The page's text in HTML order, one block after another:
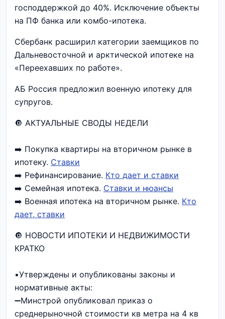
господдержкой до 40%. Исключение объекты
на ПФ банка или комбо-ипотека.
Сбербанк расширил категории заемщиков по
Дальневосточной и арктической ипотеке на
«Переехавших по работе».
АБ Россия предложил военную ипотеку для
супругов.
🔘 АКТУАЛЬНЫЕ СВОДЫ НЕДЕЛИ
➡️ Покупка квартиры на вторичном рынке в
ипотеку. Ставки
➡️ Рефинансирование. Кто дает и ставки
➡️ Семейная ипотека. Ставки и нюансы
➡️ Военная ипотека на вторичном рынке. Кто
дает, ставки
🔘 НОВОСТИ ИПОТЕКИ И НЕДВИЖИМОСТИ
КРАТКО
▪️Утверждены и опубликованы законы и
нормативные акты:
➖Минстрой опубликовал приказ о
среднерыночной стоимости кв метра на 4 кв